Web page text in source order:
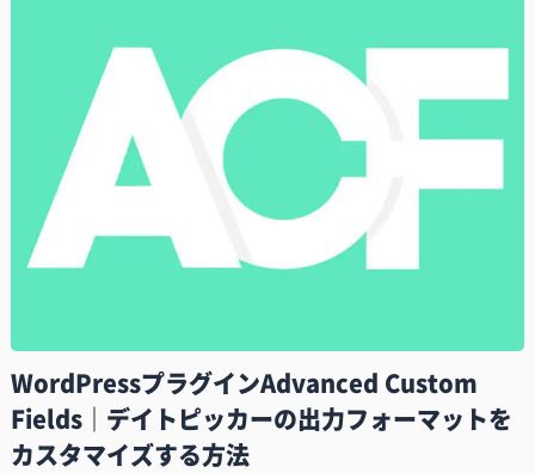
WordPressプラグインAdvanced Custom
Fields｜デイトピッカーの出力フォーマットを
カスタマイズする方法